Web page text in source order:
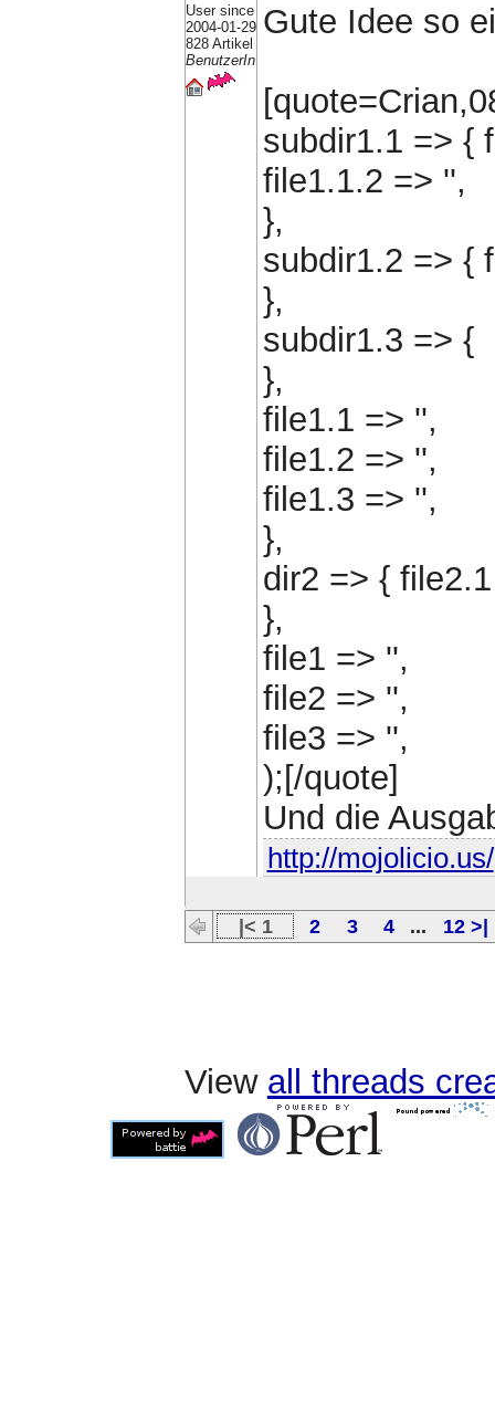
User since
2004-01-29
828 Artikel
BenutzerIn
Gute Idee so
subdir1.1 => {
file1.1.2 => '',
},
subdir1.2 => {
},
subdir1.3 => {
},
file1.1 => '',
file1.2 => '',
file1.3 => '',
},
dir2 => {
},
file1 => '',
file2 => '',
file3 => '',
);[/quote]
Und die
http://mojolicio.us/
|< 1 2 3 4 ... 12 >|
View all threads